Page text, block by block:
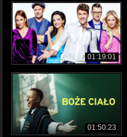
01:19:01
01:50:23